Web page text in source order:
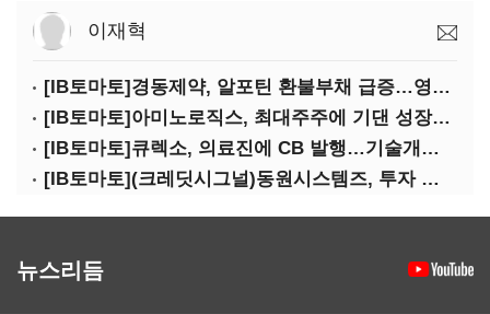
이재혁
[IB토마토]경동제약, 알포틴 환불부채 급증…영업이익 30% 잠식
[IB토마토]아미노로직스, 최대주주에 기댄 성장…높은 의존도 '양날의 검'
[IB토마토]큐렉소, 의료진에 CB 발행…기술개발 명분 뒤 보상 논란
[IB토마토](크레딧시그널)동원시스템즈, 투자 속도 조절이 만든 재무 안정화
뉴스리듬